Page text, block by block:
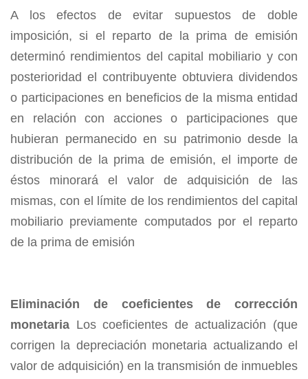
A los efectos de evitar supuestos de doble
imposición, si el reparto de la prima de emisión
determinó rendimientos del capital mobiliario y con
posterioridad el con­tribuyente obtuviera dividendos
o participacio­nes en beneficios de la misma entidad
en relación con acciones o participaciones que
hubieran permanecido en su patrimonio desde la
distribución de la prima de emisión, el importe de
éstos minorará el valor de adquisición de las
mismas, con el límite de los rendi­mientos del capital
mobiliario previamente com­putados por el reparto
de la prima de emisión
Eliminación de coeficientes de corrección
monetaria Los coeficientes de actualización (que
corrigen la depreciación monetaria actualizando el
valor de adquisición) en la transmisión de inmuebles